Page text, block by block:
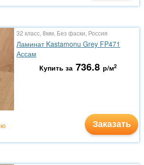
32 класс, 8мм, Без фаски, Россия
Ламинат Kastamonu Grey FP471
Ассам
Купить за 736.8 р/м2
Заказать